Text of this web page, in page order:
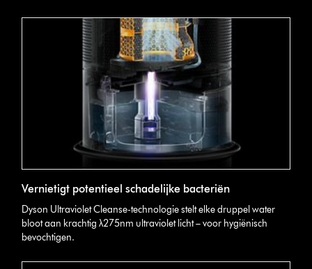
Vernietigt potentieel schadelijke bacteriën
Dyson Ultraviolet Cleanse-technologie stelt elke druppel water
bloot aan krachtig λ275nm ultraviolet licht – voor hygiënisch
bevochtigen.